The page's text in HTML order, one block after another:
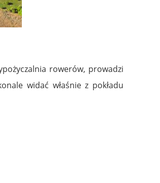
rowerów, prowadzi
widać właśnie z pokładu